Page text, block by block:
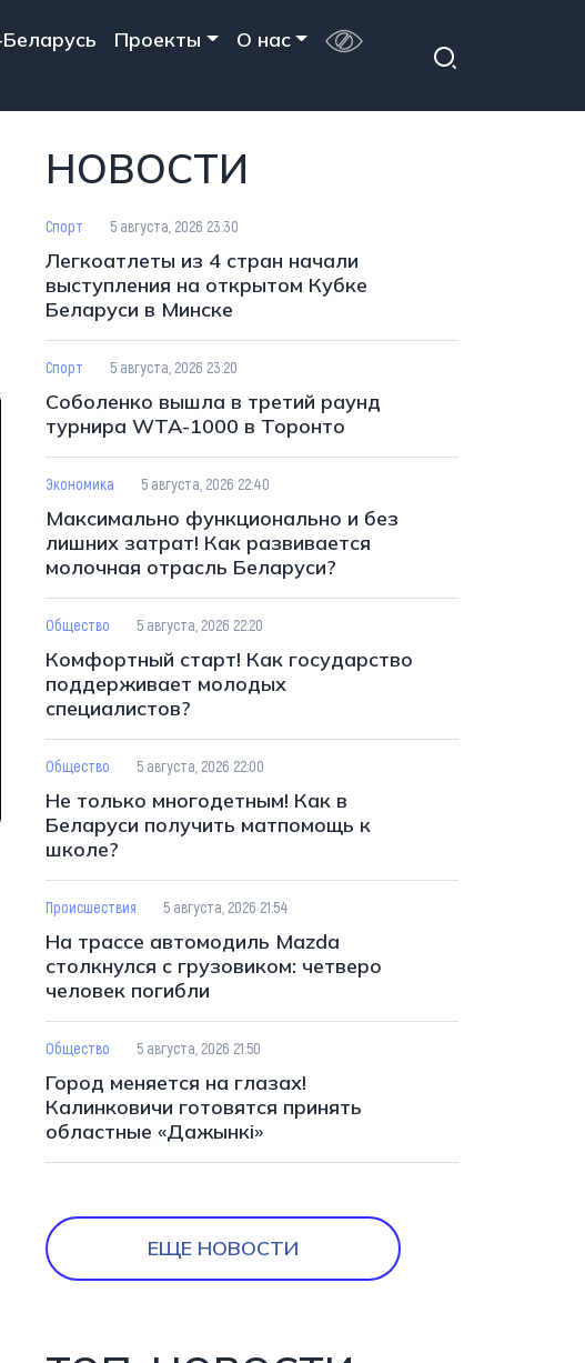
Проекты О нас
НОВОСТИ
Спорт 5 августа, 2026 23:30
Легкоатлеты из 4 стран начали
выступления на открытом Кубке
Беларуси в Минске
Спорт 5 августа, 2026 23:20
Соболенко вышла в третий раунд
турнира WTA-1000 в Торонто
Экономика 5 августа, 2026 22:40
Максимально функционально и без
лишних затрат! Как развивается
молочная отрасль Беларуси?
Общество 5 августа, 2026 22:20
Комфортный старт! Как государство
поддерживает молодых
специалистов?
Общество 5 августа, 2026 22:00
Не только многодетным! Как в
Беларуси получить матпомощь к
школе?
Происшествия 5 августа, 2026 21:54
На трассе автомодиль Mazda
столкнулся с грузовиком: четверо
человек погибли
Общество 5 августа, 2026 21:50
Город меняется на глазах!
Калинковичи готовятся принять
областные «Дажынкі»
ЕЩЕ НОВОСТИ